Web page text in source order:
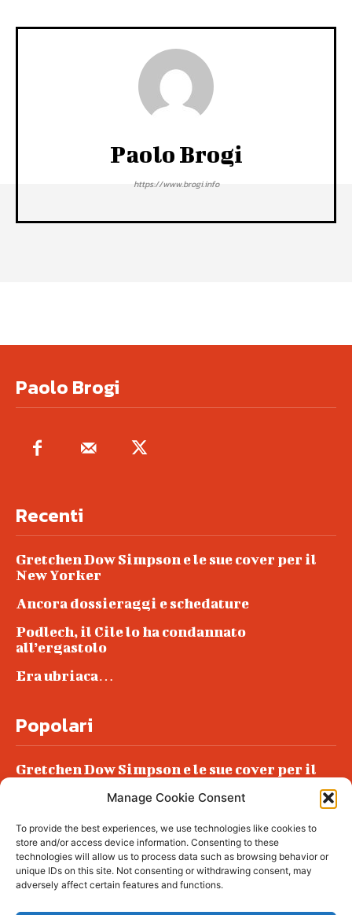
Manage Cookie Consent
To provide the best experiences, we use technologies like cookies to
store and/or access device information. Consenting to these
technologies will allow us to process data such as browsing behavior or
unique IDs on this site. Not consenting or withdrawing consent, may
adversely affect certain features and functions.
Paolo Brogi
https://www.brogi.info
Paolo Brogi
Recenti
Gretchen Dow Simpson e le sue cover per il
New Yorker
Ancora dossieraggi e schedature
Podlech, il Cile lo ha condannato
all’ergastolo
Era ubriaca…
Popolari
Gretchen Dow Simpson e le sue cover per il
Podlech, il Cile lo ha condannato
all’ergastolo
Era ubriaca…